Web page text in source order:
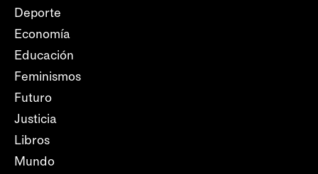
Deporte
Economía
Educación
Feminismos
Futuro
Justicia
Libros
Mundo